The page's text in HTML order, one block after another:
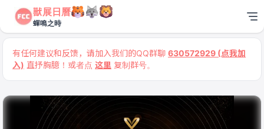
獸展日曆
蟬鳴之時
有任何建议和反馈，请加入我们的QQ群聊 630572929 (点我加
入) 直抒胸臆！或者点 这里 复制群号。